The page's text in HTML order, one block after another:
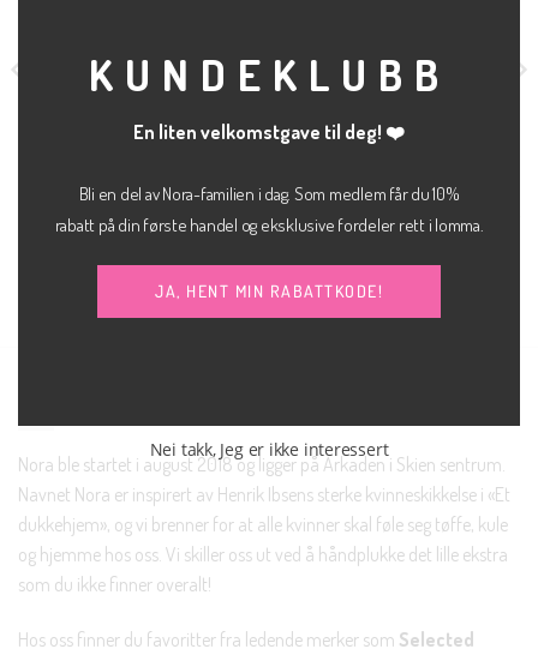
Carrie mary dressbukse
kr600.00
JJXX
BUKSE
The celina skinny
kr1,200.00
Nora ble startet i august 2018 og ligger på Arkaden i Skien sentrum.
Navnet Nora er inspirert av Henrik Ibsens sterke kvinneskikkelse i «Et
dukkehjem», og vi brenner for at alle kvinner skal føle seg tøffe, kule
og hjemme hos oss. Vi skiller oss ut ved å håndplukke det lille ekstra
som du ikke finner overalt!
Hos oss finner du favoritter fra ledende merker som Selected
KUNDEKLUBB
En liten velkomstgave til deg! ❤️
Bli en del av Nora-familien i dag. Som medlem får du 10%
rabatt på din første handel og eksklusive fordeler rett i lomma.
JA, HENT MIN RABATTKODE!
Nei takk, Jeg er ikke interessert